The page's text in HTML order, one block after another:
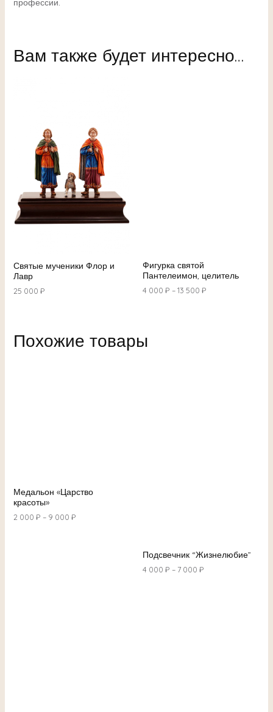
профессии.
Вам также будет интересно…
Святые мученики Флор и
Лавр
25 000 ₽
Фигурка святой
Пантелеимон, целитель
4 000 ₽ –13 500 ₽
Похожие товары
Медальон «Царство
красоты»
2 000 ₽ – 9 000 ₽
Подсвечник “Жизнелюбие”
4 000 ₽ – 7 000 ₽